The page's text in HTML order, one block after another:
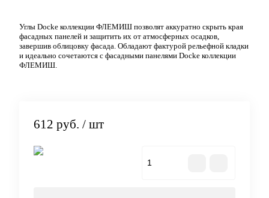
Углы Docke коллекции ФЛЕМИШ позволят аккуратно скрыть края
фасадных панелей и защитить их от атмосферных осадков,
завершив облицовку фасада. Обладают фактурой рельефной кладки
и идеально сочетаются с фасадными панелями Docke коллекции
ФЛЕМИШ.
612 руб. / шт